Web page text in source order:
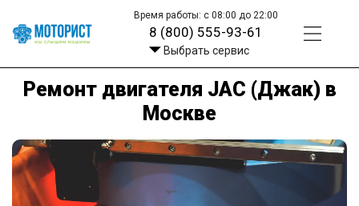
Время работы: с 08:00 до 22:00
8 (800) 555-93-61
Выбрать сервис
Ремонт двигателя JAC (Джак) в
Москве